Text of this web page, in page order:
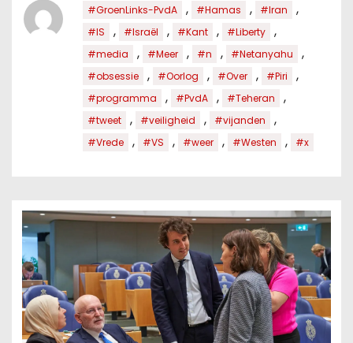
#GroenLinks-PvdA , #Hamas , #Iran ,
#IS , #Israël , #Kant , #Liberty ,
#media , #Meer , #n , #Netanyahu ,
#obsessie , #Oorlog , #Over , #Piri ,
#programma , #PvdA , #Teheran ,
#tweet , #veiligheid , #vijanden ,
#Vrede , #VS , #weer , #Westen , #x